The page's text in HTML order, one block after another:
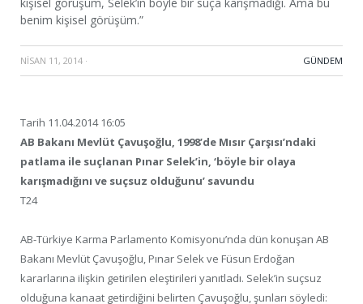
kişisel görüşüm, Selek’in böyle bir suça karışmadığı. Ama bu
benim kişisel görüşüm.”
NISAN 11, 2014 · GÜNDEM
Tarih 11.04.2014 16:05
AB Bakanı Mevlüt Çavuşoğlu, 1998’de Mısır Çarşısı’ndaki
patlama ile suçlanan Pınar Selek’in, ‘böyle bir olaya
karışmadığını ve suçsuz olduğunu’ savundu
T24
AB-Türkiye Karma Parlamento Komisyonu’nda dün konuşan AB
Bakanı Mevlüt Çavuşoğlu, Pınar Selek ve Füsun Erdoğan
kararlarına ilişkin getirilen eleştirileri yanıtladı. Selek’in suçsuz
olduğuna kanaat getirdiğini belirten Çavuşoğlu, şunları söyledi: